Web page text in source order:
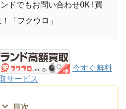
ドでもお問い合わせOK!買
「フクウロ」
今すぐ無料
サービス
目次